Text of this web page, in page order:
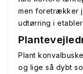
men foretrækker
udtørring i
Plant
og lige så dybt